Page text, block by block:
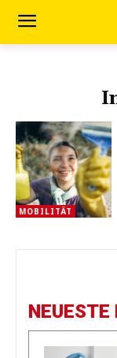
MOBILITÄT
NEUESTE